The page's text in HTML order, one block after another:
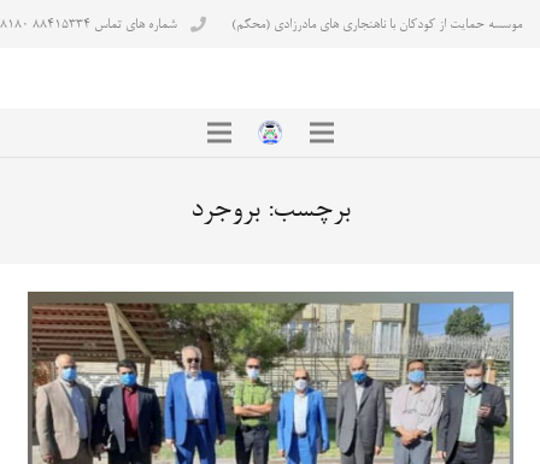
موسسه حمایت از کودکان با ناهنجاری های مادرزادی (محکم) شماره های تماس ۸۸۴۱۵۳۳۴ ۸۸۴۳۸۱۸۰
برچسب:بروجرد